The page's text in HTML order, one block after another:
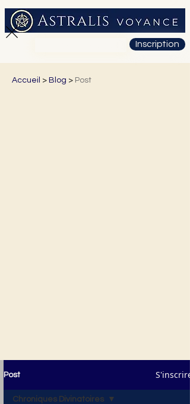
Inscription
Accueil > Blog > Post
Post S'inscrire
Chroniques Divinatoires